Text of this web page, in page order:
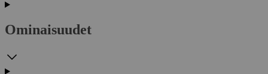
Ominaisuudet